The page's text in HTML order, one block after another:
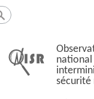
national